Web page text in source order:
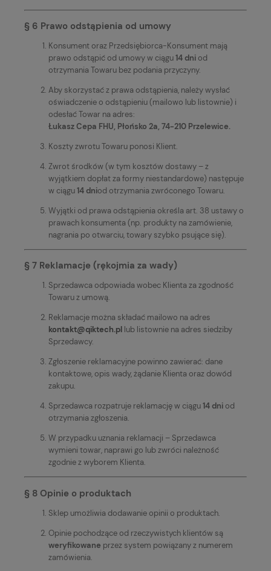
§ 6 Prawo odstąpienia od umowy
Konsument oraz Przedsiębiorca-Konsument mają
prawo odstąpić od umowy w ciągu14 dniod
otrzymania Towaru bez podania przyczyny.
Aby skorzystać z prawa odstąpienia, należy wysłać
oświadczenie o odstąpieniu (mailowo lub listownie) i
odesłać Towar na adres:
Łukasz Cepa FHU, Płońsko 2a, 74-210 Przelewice.
Koszty zwrotu Towaru ponosi Klient.
Zwrot środków (w tym kosztów dostawy – z
wyjątkiem dopłat za formy niestandardowe) następuje
w ciągu14 dniod otrzymania zwróconego Towaru.
Wyjątki od prawa odstąpienia określa art. 38 ustawy o
prawach konsumenta (np. produkty na zamówienie,
nagrania po otwarciu, towary szybko psujące się).
§ 7 Reklamacje (rękojmia za wady)
Sprzedawca odpowiada wobec Klienta za zgodność
Towaru z umową.
Reklamacje można składać mailowo na adres
kontakt@qiktech.pl lub listownie na adres siedziby
Sprzedawcy.
Zgłoszenie reklamacyjne powinno zawierać: dane
kontaktowe, opis wady, żądanie Klienta oraz dowód
zakupu.
Sprzedawca rozpatruje reklamację w ciągu14 dniod
otrzymania zgłoszenia.
W przypadku uznania reklamacji – Sprzedawca
wymieni towar, naprawi go lub zwróci należność
zgodnie z wyborem Klienta.
§ 8 Opinie o produktach
Sklep umożliwia dodawanie opinii o produktach.
Opinie pochodzące od rzeczywistych klientów są
weryfikowane przez system powiązany z numerem
zamówienia.